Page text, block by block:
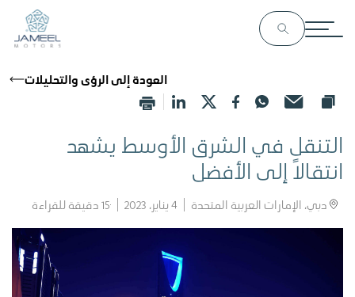
العودة إلى الرؤى والتحليلات
التنقل في الشرق الأوسط يشهد
انتقالاً إلى الأفضل
دبي، الإمارات العربية المتحدة 4 يناير، 2023 15دقيقة للقراءة